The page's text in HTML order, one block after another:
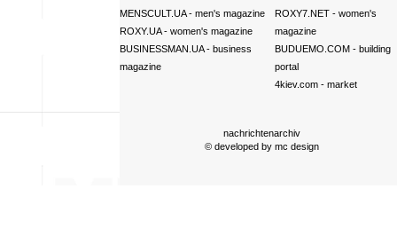
MENSCULT.UA- men's magazine
ROXY.UA- women's magazine
BUSINESSMAN.UA- business
magazine
ROXY7.NET- women's
magazine
BUDUEMO.COM- building
portal
4kiev.com- market
nachrichtenarchiv
© developed by mc design